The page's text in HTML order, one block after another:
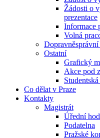
Žádosti o
prezentace
Informace
Volná
Ostatní
Grafický
Akce pod
Co dělat v Praze
Kontakty
Magistrát
Úřední
Podatelna
Pražské